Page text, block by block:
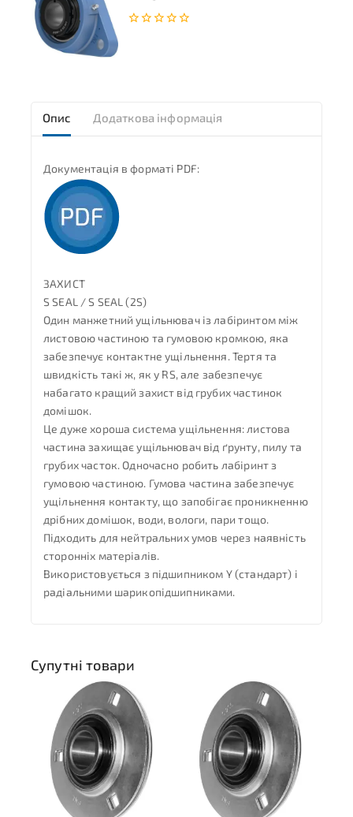
Опис Додаткова інформація
Документація в форматі PDF:
ЗАХИСТ
S SEAL / S SEAL (2S)
Один манжетний ущільнювач із лабіринтом між
листовою частиною та гумовою кромкою, яка
забезпечує контактне ущільнення. Тертя та
швидкість такі ж, як у RS, але забезпечує
набагато кращий захист від грубих частинок
домішок.
Це дуже хороша система ущільнення: листова
частина захищає ущільнювач від ґрунту, пилу та
грубих часток. Одночасно робить лабіринт з
гумовою частиною. Гумова частина забезпечує
ущільнення контакту, що запобігає проникненню
дрібних домішок, води, вологи, пари тощо.
Підходить для нейтральних умов через наявність
сторонніх матеріалів.
Використовується з підшипником Y (стандарт) і
радіальними шарикопідшипниками.
Супутні товари